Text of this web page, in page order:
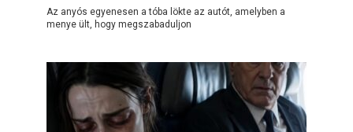
Az anyós egyenesen a tóba lökte az autót, amelyben a
menye ült, hogy megszabaduljon